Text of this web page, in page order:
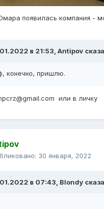
появилась компания -
в 21:53, Antipov
конечно, пришлю.
или в личку
30 января, 2022
в 07:43, Blondy